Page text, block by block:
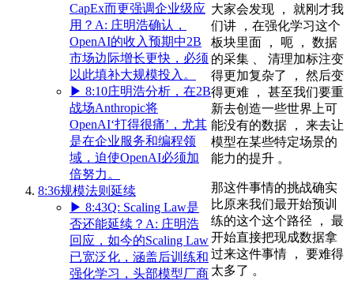
CapEx而更强调企业级应
用？A: 庄明浩确认，
OpenAI的收入预期中2B
市场边际增长更快，必须
以此填补大规模投入。
▶ 8:10庄明浩分析，在2B
战场Anthropic将
OpenAI‘打得很痛’，尤其
是在企业服务和编程领
域，迫使OpenAI必须加
倍努力。
8:36规模法则延续
▶ 8:43Q: Scaling Law是
否还能延续？A: 庄明浩
回应，如今的Scaling Law
已宽泛化，涵盖后训练和
强化学习，头部模型厂商
大家会发现 ， 就刚才我
们讲 ，在强化学习这个
板块里面 ， 呃 ， 数据
的采集 、 清理加标注变
得更加复杂了 ， 然后变
得更难 ， 甚至我们要重
新去创造一些世界上可
能没有的数据 ， 来去让
模型在某些特定场景的
能力的提升 。
那这件事情的挑战确实
比原来我们最开始预训
练的这个这个路径 ， 最
开始直接把现成数据拿
过来这件事情 ， 要难得
太多了 。